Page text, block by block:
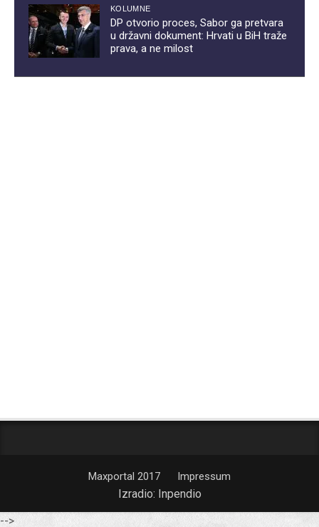
KOLUMNE
DP otvorio proces, Sabor ga pretvara
u državni dokument: Hrvati u BiH traže
prava, a ne milost
Maxportal 2017 Impressum
Izradio: Inpendio
-->